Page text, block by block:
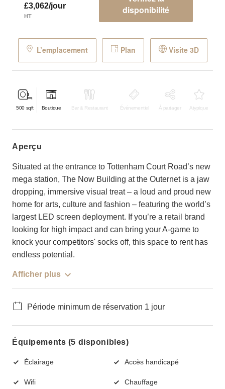
£3,062/jour
HT
disponibilité
L’emplacement Plan Visite 3D
500 sqft Boutique Bar & Restaurant Événementiel À partager Atypique
aperçu
Situated at the entrance to Tottenham Court Road’s new
mega station, The Now Building at the Outernet is a jaw
dropping, immersive visual treat – a loud and proud new
home for arts, culture and fashion – featuring the world’s
largest LED screen deployment. If you’re a retail brand
looking for high impact and can bring your A-game to
knock your competitors' socks off, this space to rent has
endless potential.
Afficher plus
Période minimum de réservation 1 jour
Équipements (5 disponibles)
Éclairage Accès handicapé
Wifi Chauffage